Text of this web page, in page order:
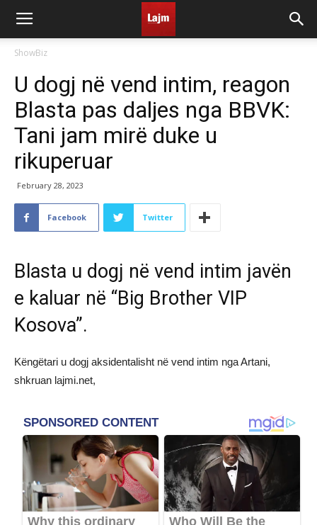
ShowBiz
U dogj në vend intim, reagon
Blasta pas daljes nga BBVK:
Tani jam mirë duke u
rikuperuar
February 28, 2023
Facebook Twitter
Blasta u dogj në vend intim javën
e kaluar në “Big Brother VIP
Kosova”.
Këngëtari u dogj aksidentalisht në vend intim nga Artani,
shkruan lajmi.net,